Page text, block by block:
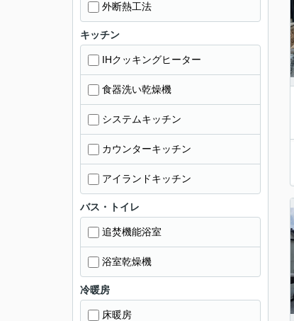
外断熱工法
キッチン
IHクッキングヒーター
食器洗い乾燥機
システムキッチン
カウンターキッチン
アイランドキッチン
バス・トイレ
追焚機能浴室
浴室乾燥機
冷暖房
床暖房